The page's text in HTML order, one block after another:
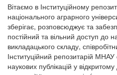
Вітаємо в Інституційному
національного аграрного
зберігає, розповсюджує та
постійний та вільний доступ до
викладацького складу,
Інституційний репозитарій
наукових публікацій у